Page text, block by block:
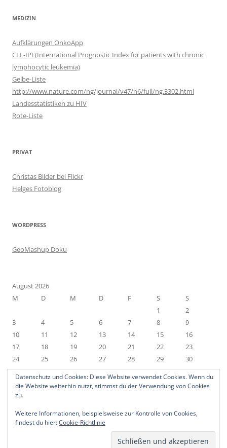
MEDIZIN
Aufklärungen OnkoApp
CLL-IPI (International Prognostic Index for patients with chronic
lymphocytic leukemia)
Gelbe-Liste
http://www.nature.com/ng/journal/v47/n6/full/ng.3302.html
Landesstatistiken zu HIV
Rote-Liste
PRIVAT
Christas Bilder bei Flickr
Helges Fotoblog
WORDPRESS
GeoMashup Doku
August 2026
M
D M D F S
S
1
2
3
4 5 6 7 8
9
10
11 12 13 14 15
16
17
18 19 20 21 22
23
24
25 26 27 28 29
30
31
« Nov.
Stolz präsentiert von WordPress
Datenschutz und Cookies: Diese Website verwendet Cookies. Wenn du
die Website weiterhin nutzt, stimmst du der Verwendung von Cookies
zu.
Weitere Informationen, beispielsweise zur Kontrolle von Cookies,
findest du hier:Cookie-Richtlinie